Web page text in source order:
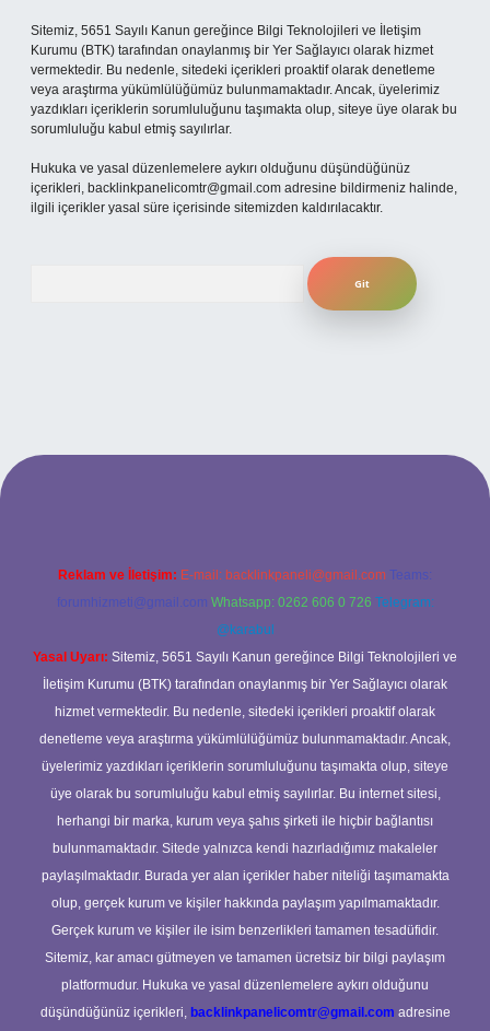
Sitemiz, 5651 Sayılı Kanun gereğince Bilgi Teknolojileri ve İletişim
Kurumu (BTK) tarafından onaylanmış bir Yer Sağlayıcı olarak hizmet
vermektedir. Bu nedenle, sitedeki içerikleri proaktif olarak denetleme
veya araştırma yükümlülüğümüz bulunmamaktadır. Ancak, üyelerimiz
yazdıkları içeriklerin sorumluluğunu taşımakta olup, siteye üye olarak bu
sorumluluğu kabul etmiş sayılırlar.
Hukuka ve yasal düzenlemelere aykırı olduğunu düşündüğünüz
içerikleri, backlinkpanelicomtr@gmail.com adresine bildirmeniz halinde,
ilgili içerikler yasal süre içerisinde sitemizden kaldırılacaktır.
yeni giriş adresi
Reklam ve İletişim: E-mail: backlinkpaneli@gmail.com Teams:
forumhizmeti@gmail.com Whatsapp: 0262 606 0 726 Telegram:
@karabul
Yasal Uyarı: Sitemiz, 5651 Sayılı Kanun gereğince Bilgi Teknolojileri ve
İletişim Kurumu (BTK) tarafından onaylanmış bir Yer Sağlayıcı olarak
hizmet vermektedir. Bu nedenle, sitedeki içerikleri proaktif olarak
denetleme veya araştırma yükümlülüğümüz bulunmamaktadır. Ancak,
üyelerimiz yazdıkları içeriklerin sorumluluğunu taşımakta olup, siteye
üye olarak bu sorumluluğu kabul etmiş sayılırlar. Bu internet sitesi,
herhangi bir marka, kurum veya şahıs şirketi ile hiçbir bağlantısı
bulunmamaktadır. Sitede yalnızca kendi hazırladığımız makaleler
paylaşılmaktadır. Burada yer alan içerikler haber niteliği taşımamakta
olup, gerçek kurum ve kişiler hakkında paylaşım yapılmamaktadır.
Gerçek kurum ve kişiler ile isim benzerlikleri tamamen tesadüfidir.
Sitemiz, kar amacı gütmeyen ve tamamen ücretsiz bir bilgi paylaşım
platformudur. Hukuka ve yasal düzenlemelere aykırı olduğunu
düşündüğünüz içerikleri, backlinkpanelicomtr@gmail.com adresine